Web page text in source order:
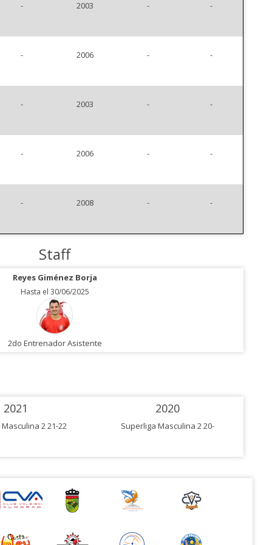
- 2003 - -
- 2006 - -
- 2003 - -
- 2006 - -
- 2008 - -
Staff
Reyes Giménez Borja
Hasta el 30/06/2025
2do Entrenador Asistente
2021
2 21-22
2020
Superliga Masculina 2 20-